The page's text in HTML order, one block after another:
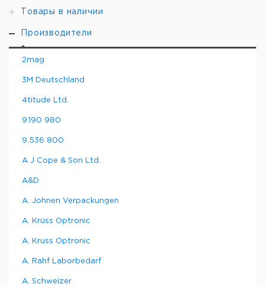
Товары в наличии
Производители
2mag
3M Deutschland
4titude Ltd.
9.190 980
9.536 800
A J Cope & Son Ltd.
A&D
A. Johnen Verpackungen
A. Krüss Optronic
A. Kruss Optronic
A. Rahf Laborbedarf
A. Schweizer